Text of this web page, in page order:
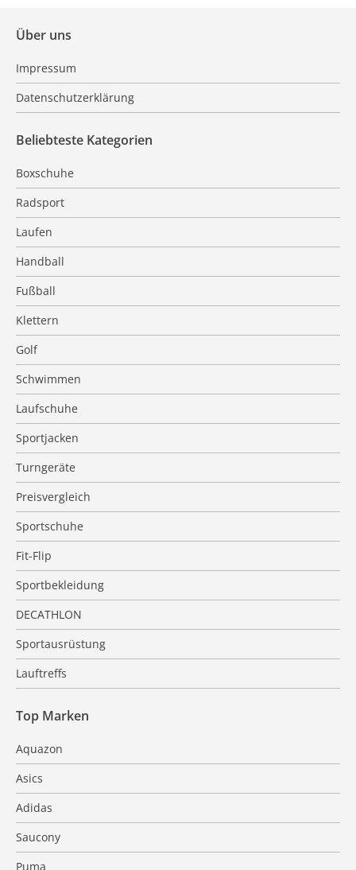
Über uns
Impressum
Datenschutzerklärung
Beliebteste Kategorien
Boxschuhe
Radsport
Laufen
Handball
Fußball
Klettern
Golf
Schwimmen
Laufschuhe
Sportjacken
Turngeräte
Preisvergleich
Sportschuhe
Fit-Flip
Sportbekleidung
DECATHLON
Sportausrüstung
Lauftreffs
Top Marken
Aquazon
Asics
Adidas
Saucony
Puma